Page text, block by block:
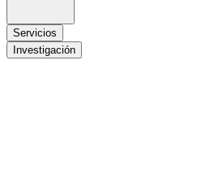
Servicios
Investigación